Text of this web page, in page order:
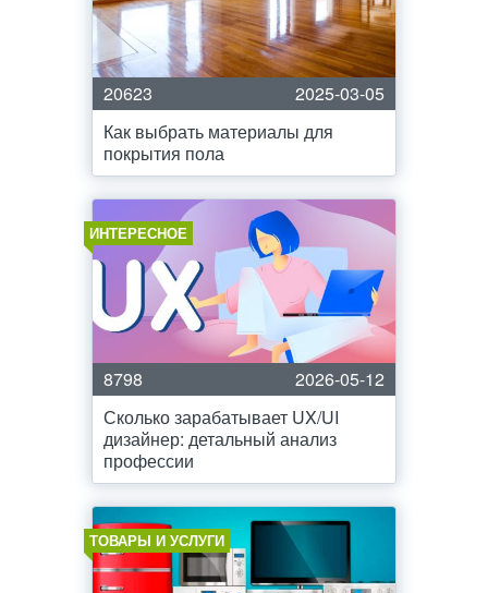
20623
2025-03-05
Как выбрать материалы для
покрытия пола
ИНТЕРЕСНОЕ
8798
2026-05-12
Сколько зарабатывает UX/UI
дизайнер: детальный анализ
профессии
ТОВАРЫ И УСЛУГИ